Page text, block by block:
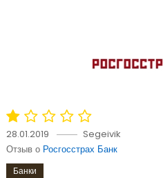
28.01.2019 Segeivik
Отзыв о Росгосстрах Банк
Банки